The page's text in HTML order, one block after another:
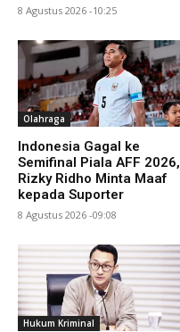
8 Agustus 2026 -10:25
Olahraga
Indonesia Gagal ke
Semifinal Piala AFF 2026,
Rizky Ridho Minta Maaf
kepada Suporter
8 Agustus 2026 -09:08
Hukum Kriminal